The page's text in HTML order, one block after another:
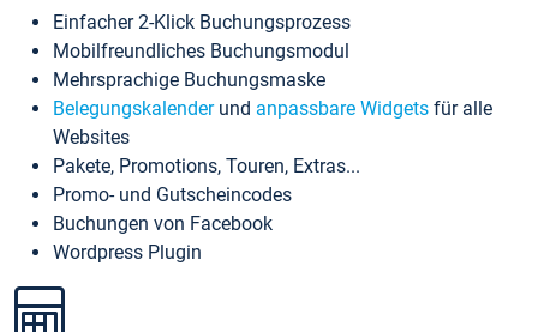
Einfacher 2-Klick Buchungsprozess
Mobilfreundliches Buchungsmodul
Mehrsprachige Buchungsmaske
Belegungskalenderund anpassbare Widgets für alle
Websites
Pakete, Promotions, Touren, Extras...
Promo- und Gutscheincodes
Buchungen von Facebook
Wordpress Plugin